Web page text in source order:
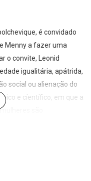
é convidado
Menny a fazer uma
o convite, Leonid
igualitária, apátrida,
social ou alienação do
e cíentífico, em que a
são
áreas (como física,
triunfou a revolução